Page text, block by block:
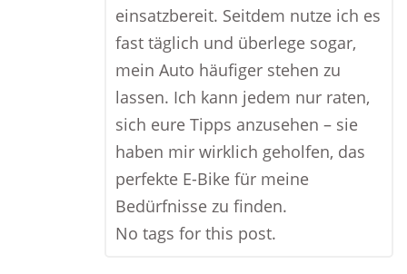
einsatzbereit. Seitdem nutze ich es
fast täglich und überlege sogar,
mein Auto häufiger stehen zu
lassen. Ich kann jedem nur raten,
sich eure Tipps anzusehen – sie
haben mir wirklich geholfen, das
perfekte E-Bike für meine
Bedürfnisse zu finden.
No tags for this post.